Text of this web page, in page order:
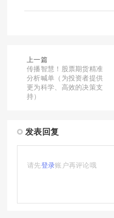
上一篇
传播智慧！股票期货精准
分析喊单（为投资者提供
更为科学、高效的决策支
持）
发表回复
请先登录账户再评论哦